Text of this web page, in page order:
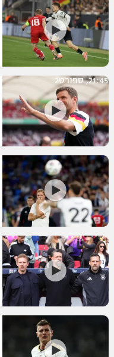
מדיניות פרטיות
תקנון פעילות ספורט 1
רשיון להקרנה פומבית
הצטרפות לחבילת
לוח דרושים – ג'ובנט
תגיות
המגזין
גיימינג E-Sports
21:45, ספורט2